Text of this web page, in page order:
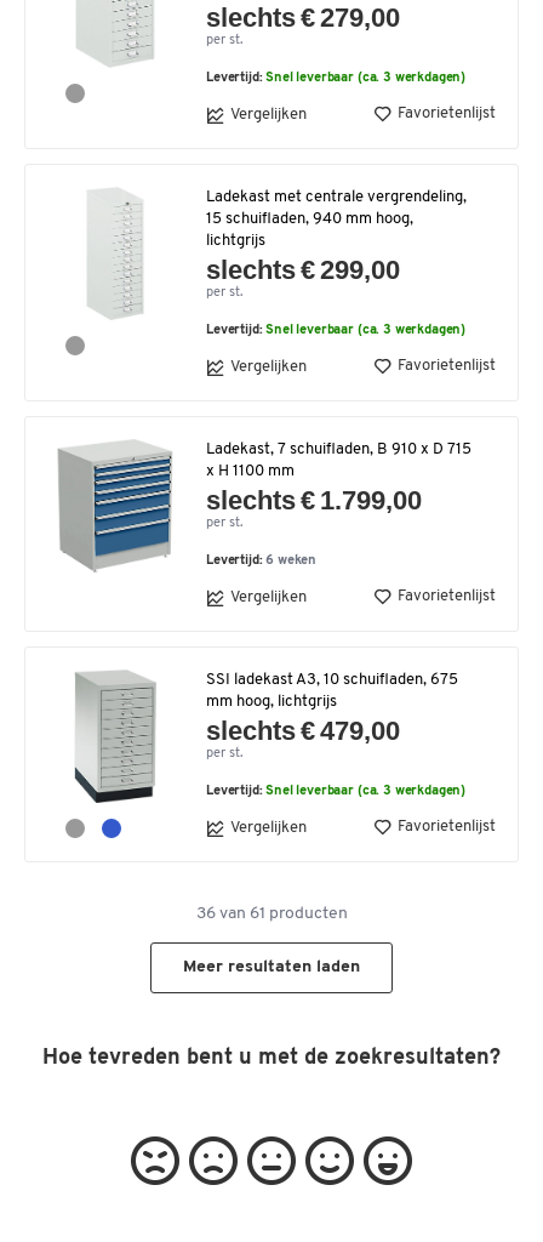
slechts € 279,00
per st.
Levertijd:Snel leverbaar (ca. 3 werkdagen)
Vergelijken Favorietenlijst
Ladekast met centrale vergrendeling,
15 schuifladen, 940 mm hoog,
lichtgrijs
slechts € 299,00
per st.
Levertijd:Snel leverbaar (ca. 3 werkdagen)
Vergelijken Favorietenlijst
Ladekast, 7 schuifladen, B 910 x D 715
x H 1100 mm
slechts € 1.799,00
per st.
Levertijd:6 weken
Vergelijken Favorietenlijst
SSI ladekast A3, 10 schuifladen, 675
mm hoog, lichtgrijs
slechts € 479,00
per st.
Levertijd:Snel leverbaar (ca. 3 werkdagen)
Vergelijken Favorietenlijst
36van 61 producten
Meer resultaten laden
Hoe tevreden bent u met de zoekresultaten?